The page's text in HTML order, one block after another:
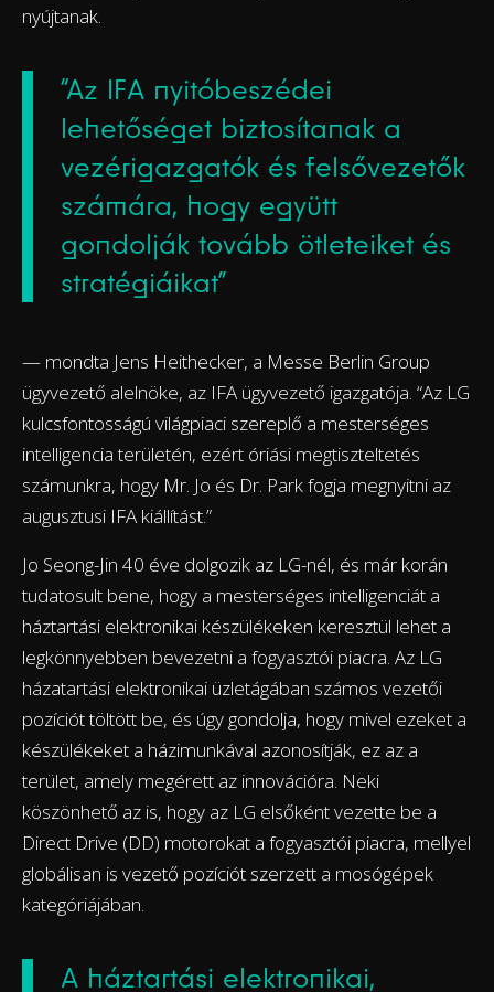
nyújtanak.
“Az IFA nyitóbeszédei
lehetőséget biztosítanak a
vezérigazgatók és felsővezetők
számára, hogy együtt
gondolják tovább ötleteiket és
stratégiáikat”
— mondta Jens Heithecker, a Messe Berlin Group
ügyvezető alelnöke, az IFA ügyvezető igazgatója. “Az LG
kulcsfontosságú világpiaci szereplő a mesterséges
intelligencia területén, ezért óriási megtiszteltetés
számunkra, hogy Mr. Jo és Dr. Park fogja megnyitni az
augusztusi IFA kiállítást.”
Jo Seong-Jin 40 éve dolgozik az LG-nél, és már korán
tudatosult bene, hogy a mesterséges intelligenciát a
háztartási elektronikai készülékeken keresztül lehet a
legkönnyebben bevezetni a fogyasztói piacra. Az LG
házatartási elektronikai üzletágában számos vezetői
pozíciót töltött be, és úgy gondolja, hogy mivel ezeket a
készülékeket a házimunkával azonosítják, ez az a
terület, amely megérett az innovációra. Neki
köszönhető az is, hogy az LG elsőként vezette be a
Direct Drive (DD) motorokat a fogyasztói piacra, mellyel
globálisan is vezető pozíciót szerzett a mosógépek
kategóriájában.
A háztartási elektronikai,